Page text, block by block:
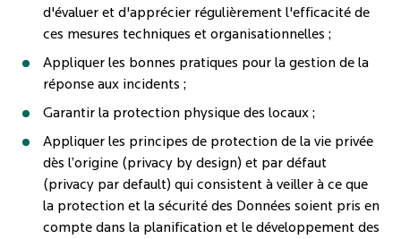
d'évaluer et d'apprécier régulièrement l'efficacité de
ces mesures techniques et organisationnelles ;
Appliquer les bonnes pratiques pour la gestion de la
réponse aux incidents ;
Garantir la protection physique des locaux ;
Appliquer les principes de protection de la vie privée
dès l’origine (privacy by design) et par défaut
(privacy par default) qui consistent à veiller à ce que
la protection et la sécurité des Données soient pris en
compte dans la planification et le développement des